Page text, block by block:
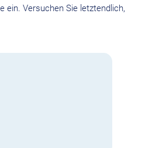
ein. Versuchen Sie letztendlich,